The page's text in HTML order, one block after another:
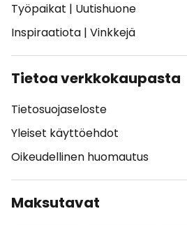
Työpaikat | Uutishuone
Inspiraatiota | Vinkkejä
Tietoa verkkokaupasta
Tietosuojaseloste
Yleiset käyttöehdot
Oikeudellinen huomautus
Maksutavat